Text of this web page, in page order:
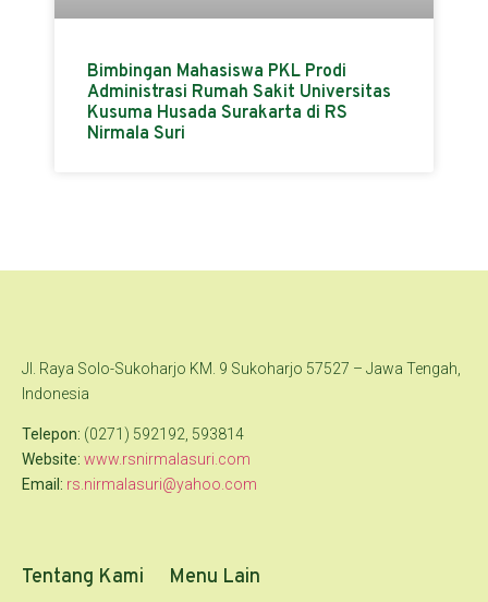
Bimbingan Mahasiswa PKL Prodi
Administrasi Rumah Sakit Universitas
Kusuma Husada Surakarta di RS
Nirmala Suri
Jl. Raya Solo-Sukoharjo KM. 9 Sukoharjo 57527 – Jawa Tengah,
Indonesia
Telepon: (0271) 592192, 593814
Website: www.rsnirmalasuri.com
Email: rs.nirmalasuri@yahoo.com
Tentang Kami Menu Lain